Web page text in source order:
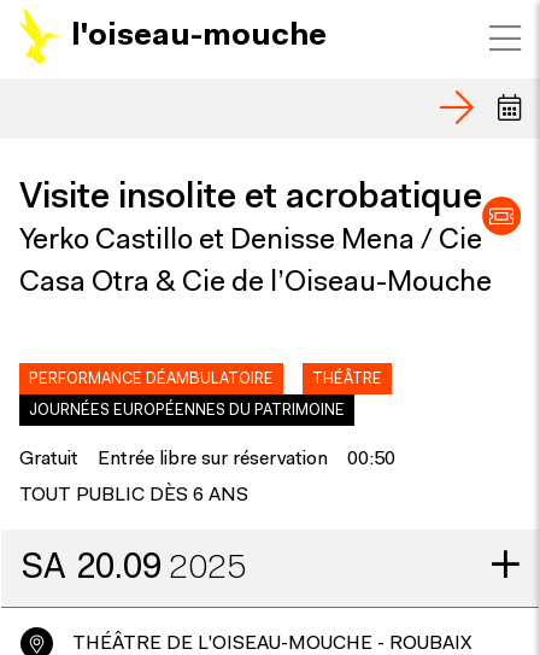
l'oiseau-mouche
Visite insolite et acrobatique
Yerko Castillo et Denisse Mena / Cie
Casa Otra & Cie de l’Oiseau-Mouche
PERFORMANCE DÉAMBULATOIRE
THÉÂTRE
JOURNÉES EUROPÉENNES DU PATRIMOINE
Gratuit Entrée libre sur réservation
00:50
TOUT PUBLIC DÈS 6 ANS
SA 20.09 2025
THÉÂTRE DE L'OISEAU-MOUCHE - ROUBAIX